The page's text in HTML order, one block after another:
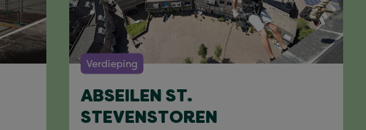
Verdieping
ABSEILEN ST.
STEVENSTOREN